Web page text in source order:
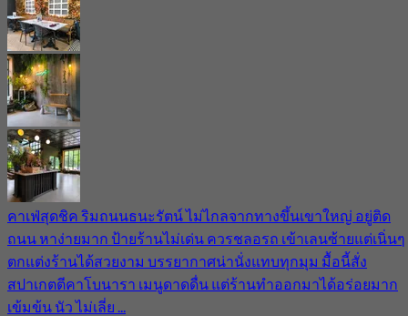
คาเฟ่สุดชิค ริมถนนธนะรัตน์ ไม่ไกลจากทางขึ้นเขาใหญ่ อยู่ติด
ถนน หาง่ายมาก ป้ายร้านไม่เด่น ควรชลอรถ เข้าเลนซ้ายแต่เนิ่นๆ
ตกแต่งร้านได้สวยงาม บรรยากาศน่านั่งแทบทุกมุม มื้อนี้สั่ง
สปาเกตตีคาโบนารา เมนูดาดดื่น แต่ร้านทำออกมาได้อร่อยมาก
เข้มข้น นัว ไม่เลี่ย ...